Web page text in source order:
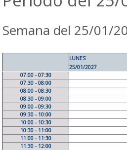
Semana del 25/01/
LUNES
25/01/2027
07:00 - 07:30
07:30 - 08:00
08:00 - 08:30
08:30 - 09:00
09:00 - 09:30
09:30 - 10:00
10:00 - 10:30
10:30 - 11:00
11:00 - 11:30
11:30 - 12:00